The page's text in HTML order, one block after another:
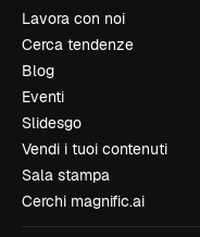
Lavora con noi
Cerca tendenze
Blog
Eventi
Slidesgo
Vendi i tuoi contenuti
Sala stampa
Cerchi magnific.ai